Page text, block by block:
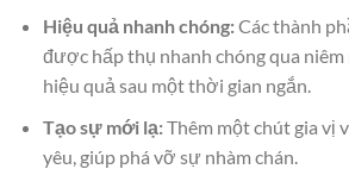
Hiệu quả nhanh chóng:Các thành
được hấp thụ nhanh chóng qua niêm
hiệu quả sau một thời gian ngắn.
Tạo sự mới lạ:Thêm một chút gia vị
yêu, giúp phá vỡ sự nhàm chán.